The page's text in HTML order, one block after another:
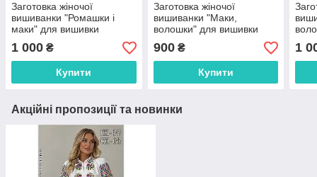
Заготовка жіночої
вишиванки "Ромашки і
маки" для вишивки
бісером (БЖ189кБнннн)
1 000 ₴
Купити
Заготовка жіночої
вишиванки "Маки,
волошки" для вишивки
бісером (БЖ003кБнннн)
900₴
Купити
1
Акційні пропозиції та новинки